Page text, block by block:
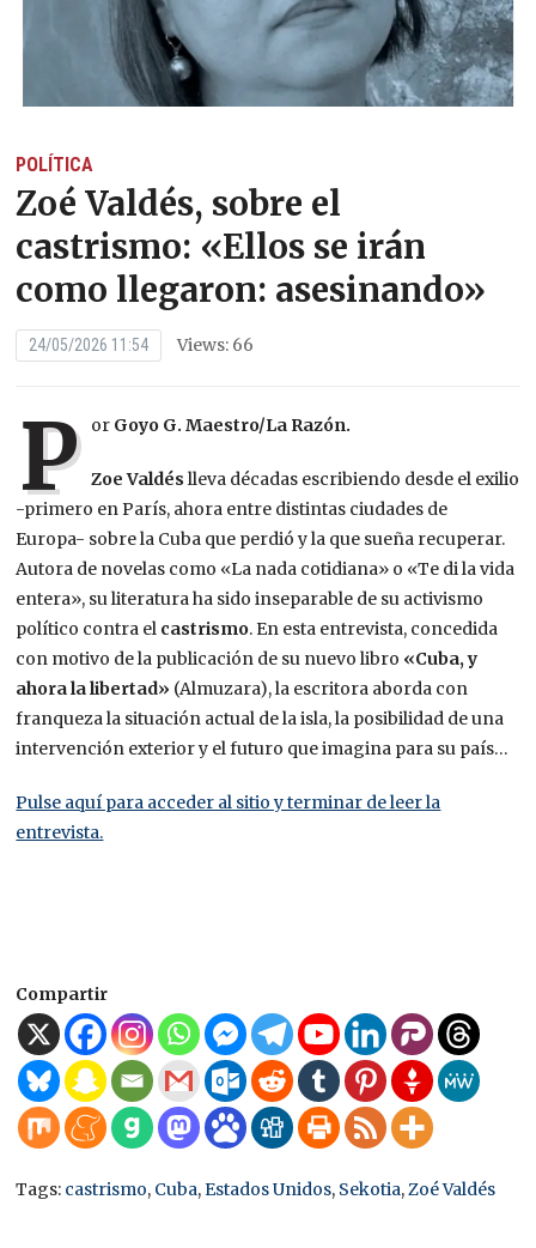
POLÍTICA
Zoé Valdés, sobre el
castrismo: «Ellos se irán
como llegaron: asesinando»
24/05/2026 11:54 Views: 66
P or Goyo G. Maestro/La Razón.
Zoe Valdés lleva décadas escribiendo desde el exilio
-primero en París, ahora entre distintas ciudades de
Europa- sobre la Cuba que perdió y la que sueña recuperar.
Autora de novelas como «La nada cotidiana» o «Te di la vida
entera», su literatura ha sido inseparable de su activismo
político contra el castrismo. En esta entrevista, concedida
con motivo de la publicación de su nuevo libro «Cuba, y
ahora la libertad» (Almuzara), la escritora aborda con
franqueza la situación actual de la isla, la posibilidad de una
intervención exterior y el futuro que imagina para su país…
Pulse aquí para acceder al sitio y terminar de leer la
entrevista.
Compartir
Tags: castrismo, Cuba,Estados Unidos, Sekotia,Zoé Valdés